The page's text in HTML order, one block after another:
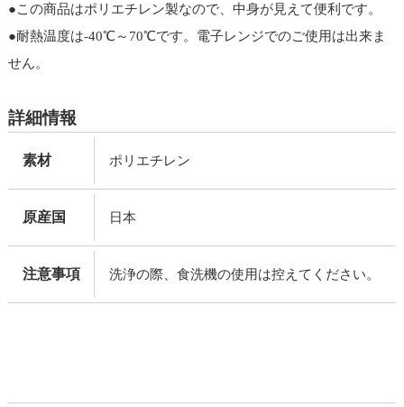
●この商品はポリエチレン製なので、中身が見えて便利です。
●耐熱温度は-40℃～70℃です。電子レンジでのご使用は出来ま
せん。
詳細情報
素材 ポリエチレン
原産国 日本
注意事項 洗浄の際、食洗機の使用は控えてください。